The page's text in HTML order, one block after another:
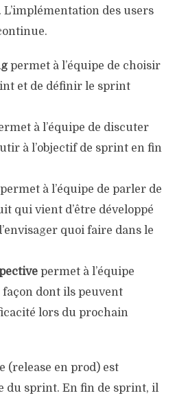
L’implémentation des users
permet à l’équipe de choisir
et de définir le sprint
à l’équipe de discuter
à l’objectif de sprint en fin
à l’équipe de parler de
qui vient d’être développé
quoi faire dans le
permet à l’équipe
façon dont ils peuvent
lors du prochain
(release en prod) est
du sprint. En fin de sprint, il